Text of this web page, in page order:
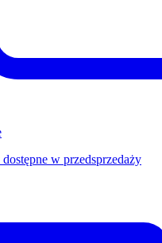
w przedsprzedaży